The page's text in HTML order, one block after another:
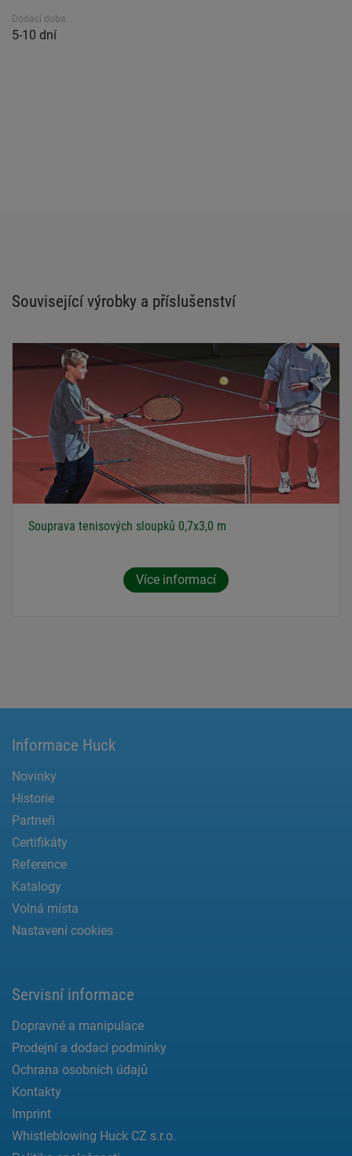
Dodací doba.
5-10 dní
Související výrobky a příslušenství
Souprava tenisových sloupků 0,7x3,0 m
Více informací
Informace Huck
Novinky
Historie
Partneři
Certifikáty
Reference
Katalogy
Volná místa
Nastavení cookies
Servisní informace
Dopravné a manipulace
Prodejní a dodací podmínky
Ochrana osobních údajů
Kontakty
Imprint
Whistleblowing Huck CZ s.r.o.